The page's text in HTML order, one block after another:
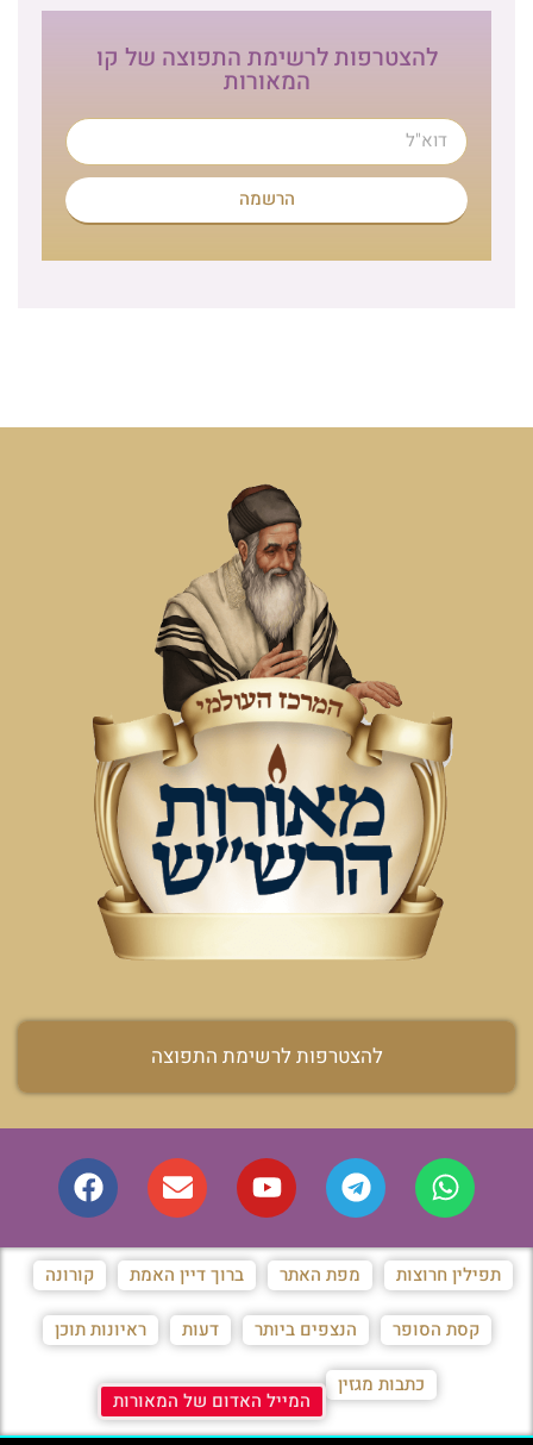
להצטרפות לרשימת התפוצה של קו
המאורות
הרשמה
להצטרפות לרשימת התפוצה
תפילין חרוצות מפת האתר ברוך דיין האמת קורונה
קסת הסופר הנצפים ביותר דעות ראיונות תוכן
כתבות מגזין
המייל האדום של המאורות